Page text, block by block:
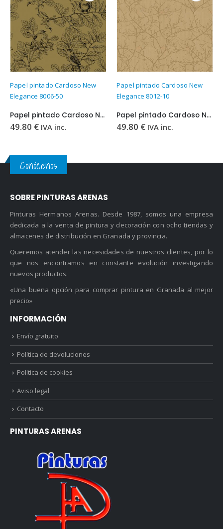
Papel pintado Cardoso New
Elegance 8006-50
Papel pintado Cardoso New Elegance 8006-50
49.80 € IVA inc.
Papel pintado Cardoso New
Elegance 8012-10
Papel pintado Cardoso New Elegance 8012-10
49.80 € IVA inc.
Conócenos
SOBRE PINTURAS ARENAS
Pinturas Hermanos Arenas. Desde 1987, somos una empresa
dedicada a la venta de pintura y decoración con ocho tiendas y
almacenes de distribución en Granada y provincia.
Queremos atender las necesidades de nuestros clientes, por lo
que nos encontramos en constante evolución investigando
nuevos productos.
«Una buena opción para comprar pintura en Granada al mejor
precio»
INFORMACIÓN
Envío gratuito
Política de devoluciones
Política de cookies
Aviso legal
Contacto
PINTURAS ARENAS